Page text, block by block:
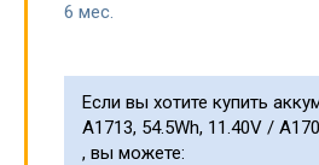
6 мес.
Если вы хотите купить
A1713, 54.5Wh, 11.40V /
, вы можете: